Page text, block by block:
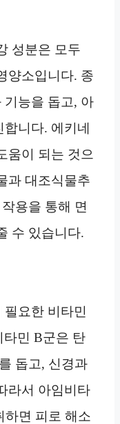
성분은 모두
양소입니다. 종
기능을 돕고, 아
니다. 에키네
움이 되는 것으
과 대조식물추
용을 통해 면
수 있습니다.
요한 비타민
민 B군은 탄
돕고, 신경과
라서 아임비타
하면 피로 해소